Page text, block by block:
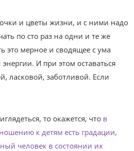
и цветы жизни, и с ними надо
по сто раз на одни и те же
это мерное и сводящее с ума
И при этом оставаться
ласковой, заботливой. Если
то окажется, что в
к детям есть градации,
человек в состоянии их